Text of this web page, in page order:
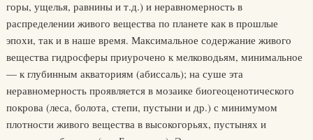
горы, ущелья, равнины и т.д.) и неравномерность в
распределении живого вещества по планете как в прошлые
эпохи, так и в наше время. Максимальное содержание живого
вещества гидросферы приурочено к мелководьям, минимальное
— к глубинным акваториям (абиссаль); на суше эта
неравномерность проявляется в мозаике биогеоценотического
покрова (леса, болота, степи, пустыни и др.) с минимумом
плотности живого вещества в высокогорьях, пустынях и